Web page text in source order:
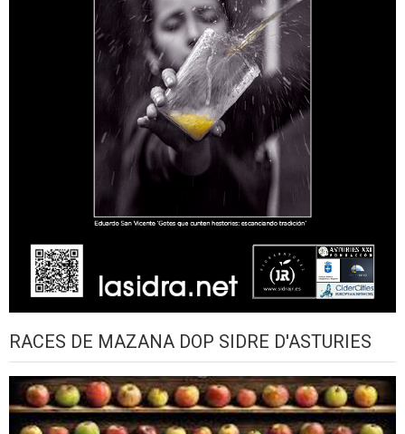
RACES DE MAZANA DOP SIDRE D'ASTURIES